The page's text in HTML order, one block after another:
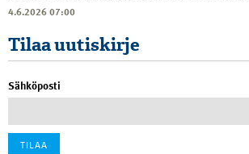
4.6.2026 07:00
Tilaa uutiskirje
Sähköposti